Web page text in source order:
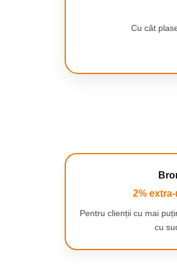
Mini Imprimante
Aparate vibromasaj
Cu cât
2%
Pentru clienții cu mai
cu